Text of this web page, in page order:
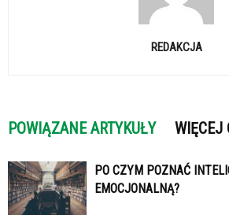
REDAKCJA
POWIĄZANE ARTYKUŁY WIĘCEJ
PO CZYM POZNAĆ
EMOCJONALNĄ?